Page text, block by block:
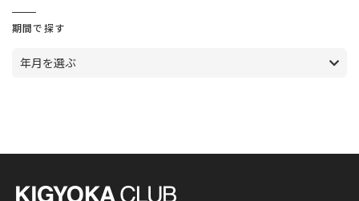
期間で探す
年月を選ぶ